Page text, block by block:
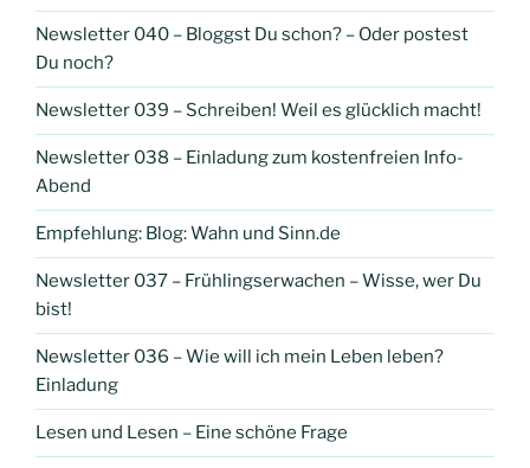
Newsletter 040 – Bloggst Du schon? – Oder postest
Du noch?
Newsletter 039 – Schreiben! Weil es glücklich macht!
Newsletter 038 – Einladung zum kostenfreien Info-
Abend
Empfehlung: Blog: Wahn und Sinn.de
Newsletter 037 – Frühlingserwachen – Wisse, wer Du
bist!
Newsletter 036 – Wie will ich mein Leben leben?
Einladung
Lesen und Lesen – Eine schöne Frage